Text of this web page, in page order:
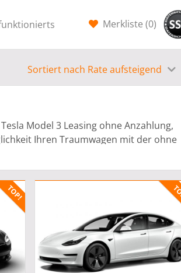
Merkliste (0)
Sortiert nach Rate aufsteigend
Model 3 Leasing ohne Anzahlung,
Ihren Traumwagen mit der ohne
bereitgestellt. Der